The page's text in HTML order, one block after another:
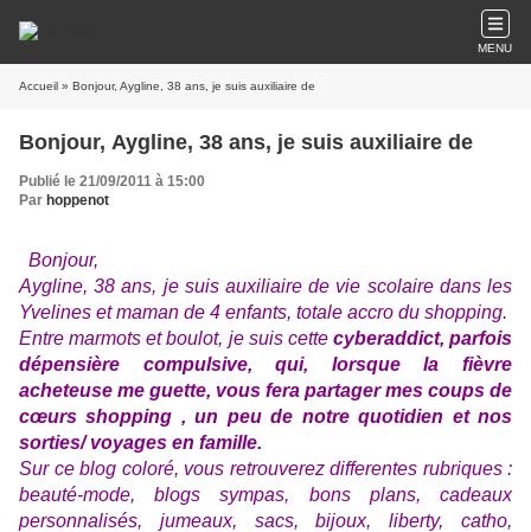
MENU
Accueil » Bonjour, Aygline, 38 ans, je suis auxiliaire de
Bonjour, Aygline, 38 ans, je suis auxiliaire de
Publié le 21/09/2011 à 15:00
Par hoppenot
Bonjour,
Aygline, 38 ans, je suis auxiliaire de vie scolaire dans les
Yvelines et maman de 4 enfants, totale accro du shopping.
Entre marmots et boulot, je suis cette cyberaddict, parfois
dépensière compulsive, qui, lorsque la fièvre
acheteuse me guette, vous fera partager mes coups de
cœurs shopping , un peu de notre quotidien et nos
sorties/ voyages en famille.
Sur ce blog coloré, vous retrouverez differentes rubriques :
beauté-mode, blogs sympas, bons plans, cadeaux
personnalisés, jumeaux, sacs, bijoux, liberty, catho,